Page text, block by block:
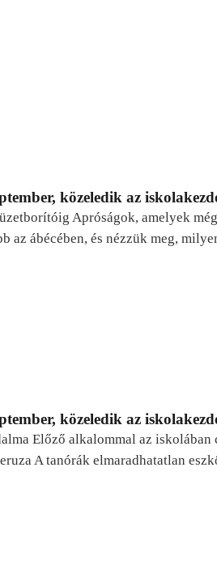
közeledik az
Apróságok, amelyek
az ábécében, és nézzük meg,
közeledik az
Előző alkalommal az
A tanórák elmaradhatatlan